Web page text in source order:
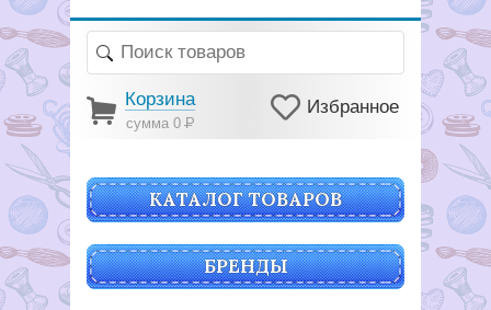
Корзина
сумма 0Р
Избранное
КАТАЛОГ ТОВАРОВ
БРЕНДЫ